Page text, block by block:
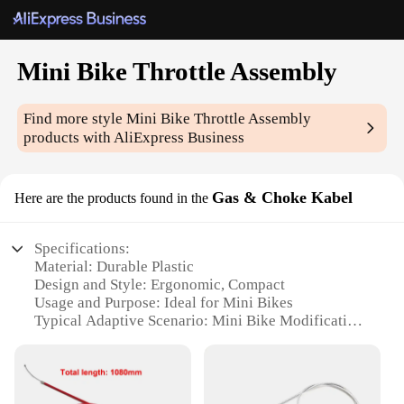
Mini Bike Throttle Assembly
Find more styleMini Bike Throttle Assembly
products with AliExpress Business
Here are the products found in the Gas & Choke Kabel
Specifications:
Material: Durable Plastic
Design and Style: Ergonomic, Compact
Usage and Purpose: Ideal for Mini Bikes
Typical Adaptive Scenario: Mini Bike Modification
Throttle Control